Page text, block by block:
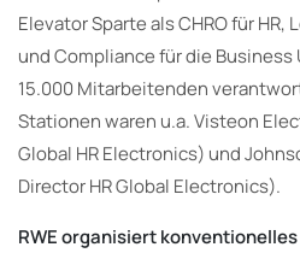
Elevator Sparte als CHRO für HR,
und Compliance für die Business
15.000 Mitarbeitenden
Stationen waren u.a. Visteon
Global HR Electronics) und
Director HR Global Electronics).
RWE organisiert